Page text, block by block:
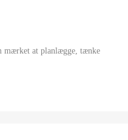
mærket at planlægge, tænke